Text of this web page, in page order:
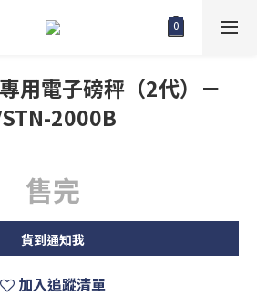
用電子磅秤（2代）－
2000B
售完
貨到通知我
加入追蹤清單